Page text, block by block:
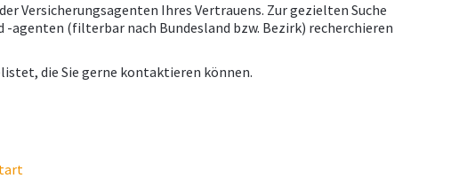
Versicherungsagenten Ihres Vertrauens. Zur gezielten Suche
agenten (filterbar nach Bundesland bzw. Bezirk) recherchieren
die Sie gerne kontaktieren können.